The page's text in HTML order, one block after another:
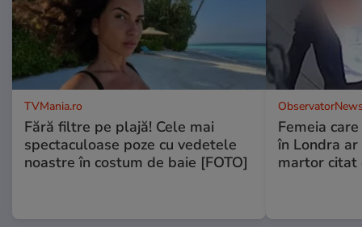
TVMania.ro
Fără filtre pe plajă! Cele mai
spectaculoase poze cu vedetele
noastre în costum de baie [FOTO]
Femeia
în Londra ar
martor citat